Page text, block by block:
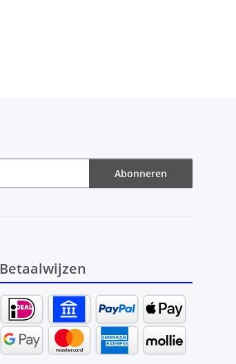
Abonneren
Betaalwijzen